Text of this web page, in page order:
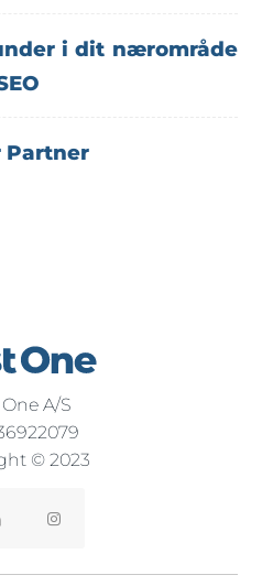
i dit nærområde
Partner
A/S
© 2023